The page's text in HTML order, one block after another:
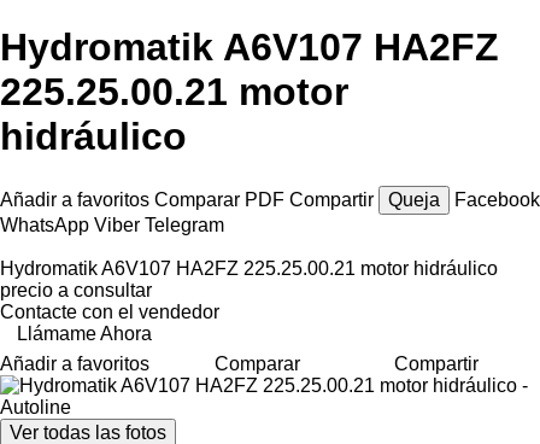
Hydromatik A6V107 HA2FZ
225.25.00.21 motor
hidráulico
Añadir a favoritos Comparar PDF Compartir Queja
Facebook
WhatsApp Viber Telegram
Hydromatik A6V107 HA2FZ 225.25.00.21 motor hidráulico
precio a consultar
Contacte con el vendedor
Llámame Ahora
Añadir a favoritos
Comparar Compartir
Ver todas las fotos